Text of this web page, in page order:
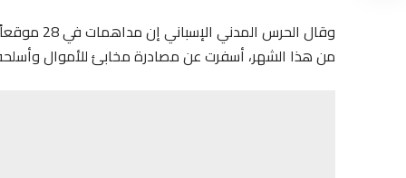
وقال
من هذا الشهر، أسفرت عن مصادرة مخابئ للأموال وأسلحة، بالإضافة إلى 10 سيارات فاخرة